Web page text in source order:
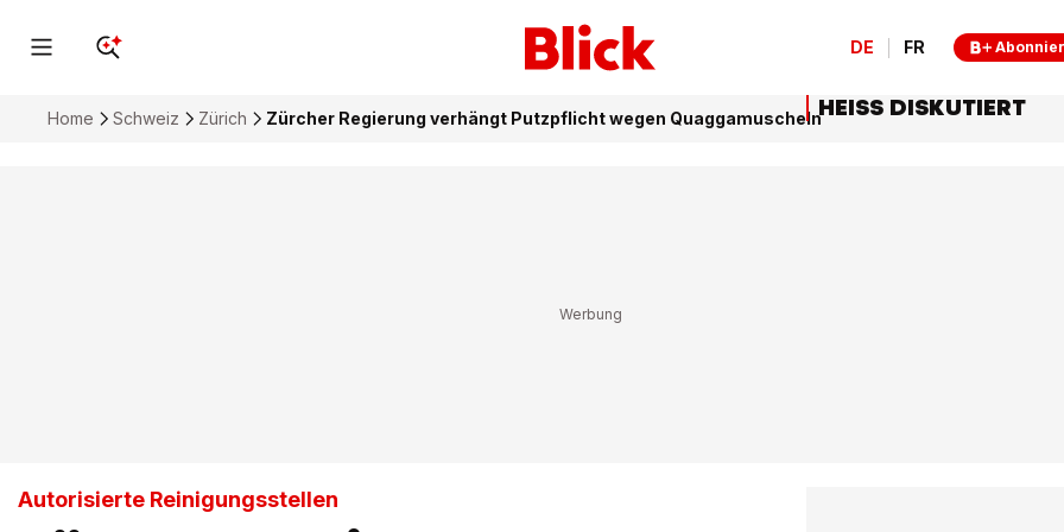
DE FR
Home Schweiz Zürich Zürcher Regierung verhängt Putzpflicht wegen Quaggamuscheln
Autorisierte Reinigungsstellen
HEISS DISKUTIERT